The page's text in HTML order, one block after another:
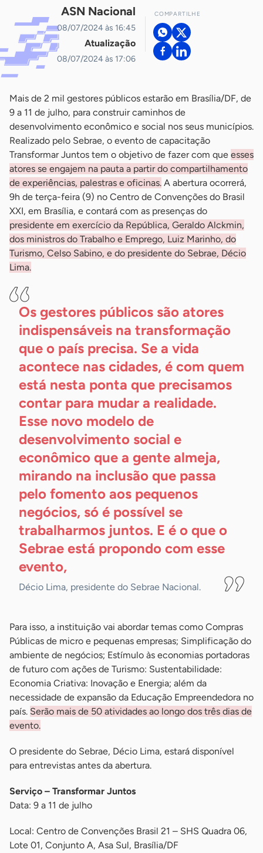
ASN Nacional
08/07/2024 às 16:45
Atualização
08/07/2024 às 17:06
COMPARTILHE
Mais de 2 mil gestores públicos estarão em Brasília/DF, de
9 a 11 de julho, para construir caminhos de
desenvolvimento econômico e social nos seus municípios.
Realizado pelo Sebrae, o evento de capacitação
Transformar Juntos tem o objetivo de fazer com que esses
atores se engajem na pauta a partir do compartilhamento
de experiências, palestras e oficinas. A abertura ocorrerá,
9h de terça-feira (9) no Centro de Convenções do Brasil
XXI, em Brasília, e contará com as presenças do
presidente em exercício da República, Geraldo Alckmin,
dos ministros do Trabalho e Emprego, Luiz Marinho, do
Turismo, Celso Sabino, e do presidente do Sebrae, Décio
Lima.
Os gestores públicos são atores
indispensáveis na transformação
que o país precisa. Se a vida
acontece nas cidades, é com quem
está nesta ponta que precisamos
contar para mudar a realidade.
Esse novo modelo de
desenvolvimento social e
econômico que a gente almeja,
mirando na inclusão que passa
pelo fomento aos pequenos
negócios, só é possível se
trabalharmos juntos. E é o que o
Sebrae está propondo com esse
evento,
Décio Lima, presidente do Sebrae Nacional.
Para isso, a instituição vai abordar temas como Compras
Públicas de micro e pequenas empresas; Simplificação do
ambiente de negócios; Estímulo às economias portadoras
de futuro com ações de Turismo: Sustentabilidade:
Economia Criativa: Inovação e Energia; além da
necessidade de expansão da Educação Empreendedora no
país. Serão mais de 50 atividades ao longo dos três dias de
evento.
O presidente do Sebrae, Décio Lima, estará disponível
para entrevistas antes da abertura.
Serviço – Transformar Juntos
Data: 9 a 11 de julho
Local: Centro de Convenções Brasil 21 – SHS Quadra 06,
Lote 01, Conjunto A, Asa Sul, Brasília/DF